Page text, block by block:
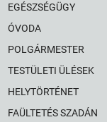
EGÉSZSÉGÜGY
ÓVODA
POLGÁRMESTER
TESTÜLETI ÜLÉSEK
HELYTÖRTÉNET
FAÜLTETÉS SZADÁN